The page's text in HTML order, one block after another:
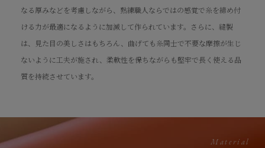
なる厚みなどを考慮しながら、熟練職人ならではの感覚で糸を締め付
ける力が最適になるように加減して作られています。さらに、縫製
は、見た目の美しさはもちろん、曲げても糸同士で不要な摩擦が生じ
ないように工夫が施され、柔軟性を保ちながらも堅牢で長く使える品
質を持続させています。
Material